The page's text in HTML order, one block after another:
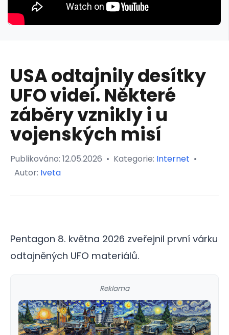
USA odtajnily desítky
UFO videí. Některé
záběry vznikly i u
vojenských misí
Publikováno: 12.05.2026 • Kategorie: Internet •
Autor: Iveta
Pentagon 8. května 2026 zveřejnil první várku
odtajněných UFO materiálů.
Reklama